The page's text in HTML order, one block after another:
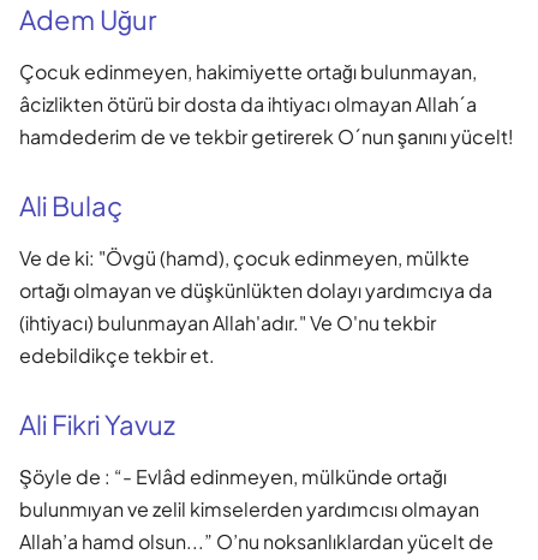
Adem Uğur
Çocuk edinmeyen, hakimiyette ortağı bulunmayan,
âcizlikten ötürü bir dosta da ihtiyacı olmayan Allah´a
hamdederim de ve tekbir getirerek O´nun şanını yücelt!
Ali Bulaç
Ve de ki: "Övgü (hamd), çocuk edinmeyen, mülkte
ortağı olmayan ve düşkünlükten dolayı yardımcıya da
(ihtiyacı) bulunmayan Allah'adır." Ve O'nu tekbir
edebildikçe tekbir et.
Ali Fikri Yavuz
Şöyle de : “- Evlâd edinmeyen, mülkünde ortağı
bulunmıyan ve zelil kimselerden yardımcısı olmayan
Allah’a hamd olsun...” O’nu noksanlıklardan yücelt de